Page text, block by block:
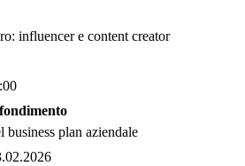
influencer e content creator
business plan aziendale